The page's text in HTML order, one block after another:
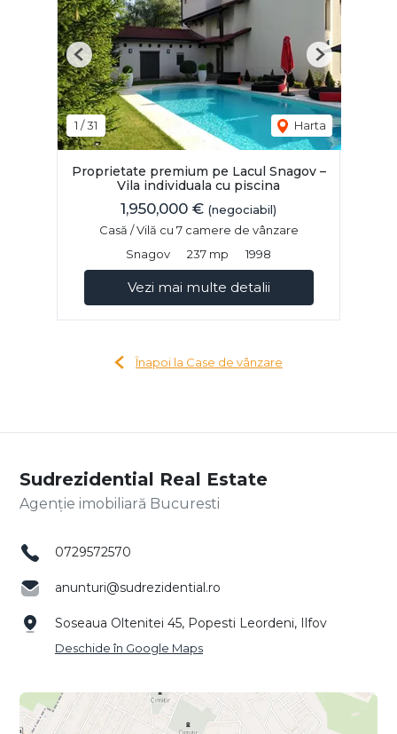
1 /31 Harta
Previous Next
Proprietate premium pe Lacul Snagov –
Vila individuala cu piscina
1,950,000 € (negociabil)
Casă / Vilă cu 7 camere de vânzare
Snagov
237 mp 1998
Vezi mai multe detalii
Înapoi la Case de vânzare
Sudrezidential Real Estate
Agenție imobiliară Bucuresti
0729572570
anunturi@sudrezidential.ro
Soseaua Oltenitei 45, Popesti Leordeni, Ilfov
Deschide în Google Maps